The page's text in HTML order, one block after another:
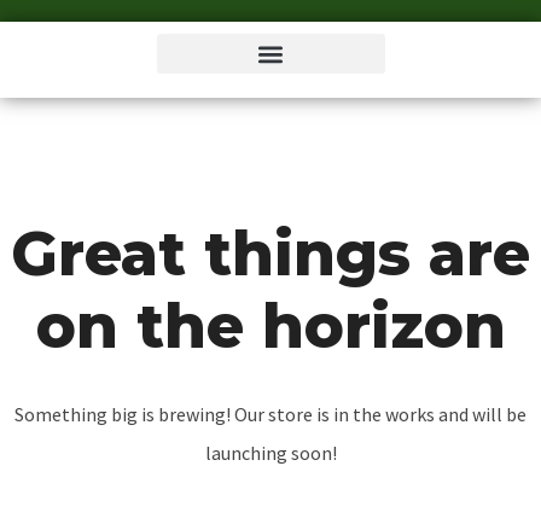
Great things are
on the horizon
Something big is brewing! Our store is in the works and will be
launching soon!